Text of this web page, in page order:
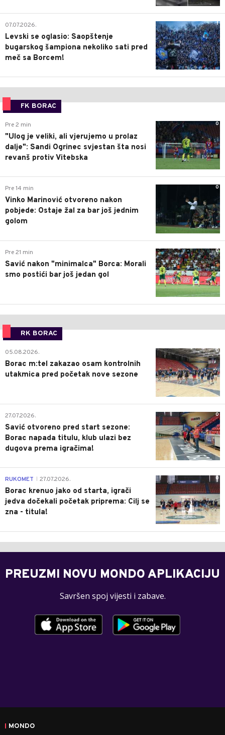
1
07.07.2026.
Levski se oglasio: Saopštenje
bugarskog šampiona nekoliko sati pred
meč sa Borcem!
FK BORAC
0
Pre 2 min
"Ulog je veliki, ali vjerujemo u prolaz
dalje": Sandi Ogrinec svjestan šta nosi
revanš protiv Vitebska
0
Pre 14 min
Vinko Marinović otvoreno nakon
pobjede: Ostaje žal za bar još jednim
golom
0
Pre 21 min
Savić nakon "minimalca" Borca: Morali
smo postići bar još jedan gol
RK BORAC
0
05.08.2026.
Borac m:tel zakazao osam kontrolnih
utakmica pred početak nove sezone
0
27.07.2026.
Savić otvoreno pred start sezone:
Borac napada titulu, klub ulazi bez
dugova prema igračima!
0
RUKOMET 27.07.2026.
Borac krenuo jako od starta, igrači
jedva dočekali početak priprema: Cilj se
zna - titula!
PREUZMI NOVU MONDO APLIKACIJU
Savršen spoj vijesti i zabave.
MONDO